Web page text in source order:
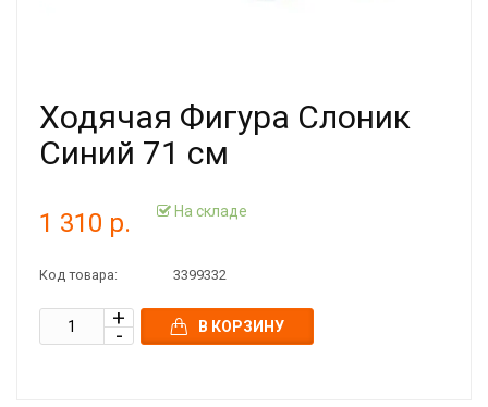
Ходячая Фигура Слоник
Синий 71 см
1 310 р. На складе
Код товара: 3399332
В КОРЗИНУ